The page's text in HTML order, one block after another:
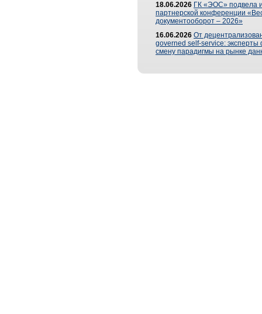
18.06.2026 ГК «ЭОС» подвела
партнерской конференции
документооборот – 2026»
16.06.2026 От
governed self-service: эксперты
смену парадигмы на рынке